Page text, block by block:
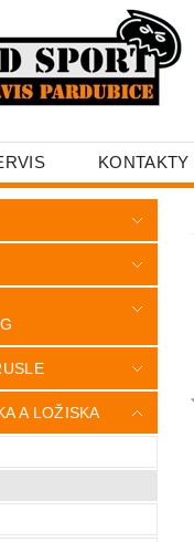
KONTAKTY
A LOŽISKA